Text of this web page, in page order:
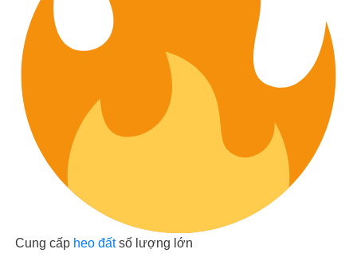
Cung cấp heo đấtsố lượng lớn